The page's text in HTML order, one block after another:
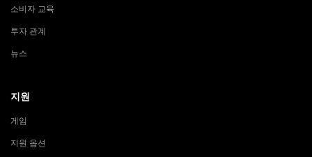
소비자 교육
투자 관계
뉴스
지원
게임
지원 옵션